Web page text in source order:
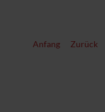
Anfang
Zurück